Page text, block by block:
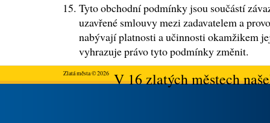
Tyto obchodní podmínky jsou součástí
uzavřené smlouvy mezi zadavatelem a
nabývají platnosti a učinnosti okamžikem
vyhrazuje právo tyto podmínky změnit.
Zlatá města © 2026V 16 zlatých městech